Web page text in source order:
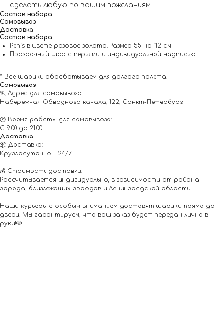
сделать любую по вашим пожеланиям
Состав набора
Самовывоз
Доставка
Состав набора
Рenis в цвете розовое золото. Размер 55 на 112 см
Прозрачный шар с перьями и индивидуальной надписью
* Все шарики обрабатываем для долгого полета.
Самовывоз
🏃 Адрес для самовывоза:
Набережная Обводного канала, 122, Санкт-Петербург
🕐 Время работы для самовывоза:
С 9:00 до 21:00
Доставка
📦 Доставка:
Круглосуточно - 24/7
💰 Стоимость доставки:
Рассчитывается индивидуально, в зависимости от района
города, близлежащих городов и Ленинградской области.
Наши курьеры с особым вниманием доставят шарики прямо до
двери. Мы гарантируем, что ваш заказ будет передан лично в
руки!🫶